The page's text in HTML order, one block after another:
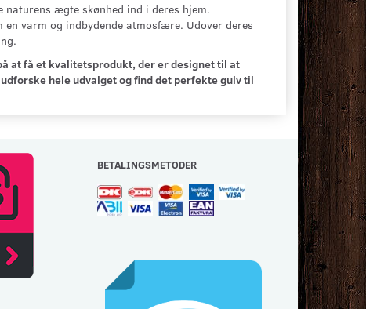
ægte skønhed ind i deres hjem.
varm og indbydende atmosfære. Udover deres
at få et kvalitetsprodukt, der er designet til at
hele udvalget og find det perfekte gulv til
BETALINGSMETODER